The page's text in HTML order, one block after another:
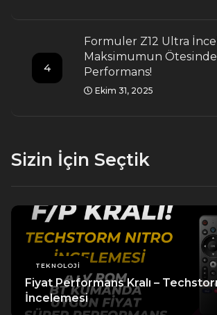
4
Formuler Z12 Ultra
Maksimumun
Performans!
Ekim 31, 2025
Sizin İçin Seçtik
TEKNOLOJI
Fiyat Performans Kralı –
İncelemesi